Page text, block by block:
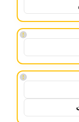
!
!